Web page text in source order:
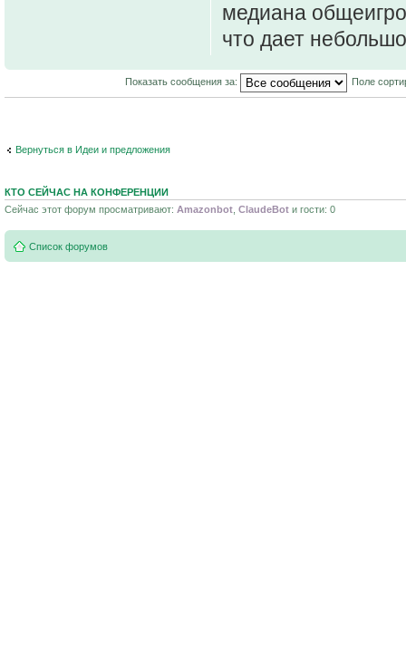
медиана
что дает
Показать сообщения за: Поле
Вернуться в Идеи и предложения
КТО СЕЙЧАС НА КОНФЕРЕНЦИИ
Сейчас этот форум просматривают: Amazonbot ClaudeBot и гости: 0
Список форумов